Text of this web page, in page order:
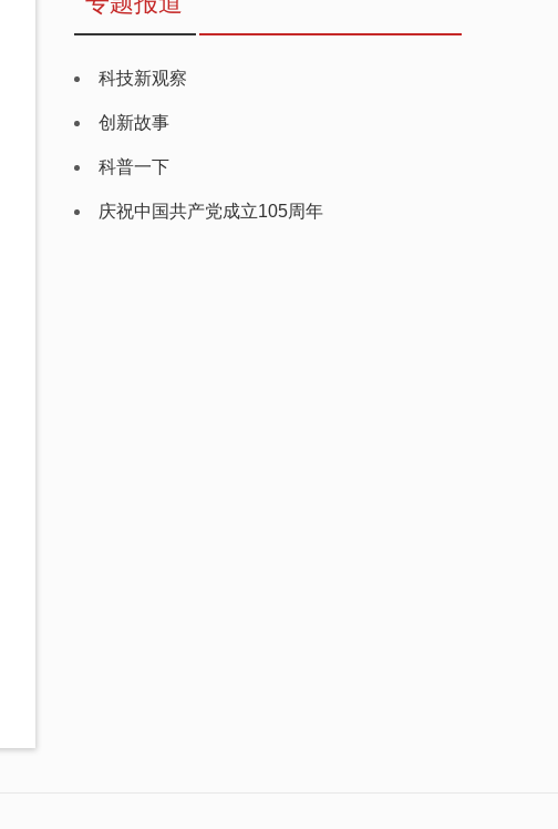
科技新观察
创新故事
科普一下
庆祝中国共产党成立105周年